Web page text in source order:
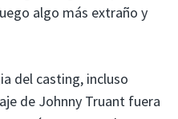
algo más extraño y
del casting, incluso
de Johnny Truant fuera